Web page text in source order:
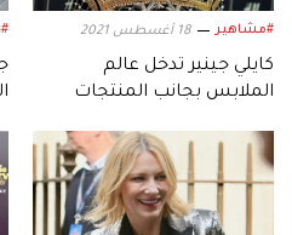
#مشاهير 18 أغسطس 2021
كايلي جينير تدخل عالم
الملابس بجانب المنتجات